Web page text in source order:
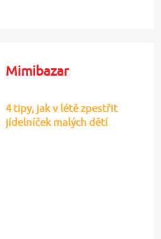
Mimibazar
4 tipy, jak v létě zpestřit
jídelníček malých dětí